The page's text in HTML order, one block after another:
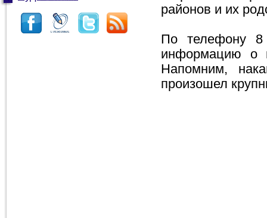
районов и их
По телефону 8
информацию о
Напомним,
произошел